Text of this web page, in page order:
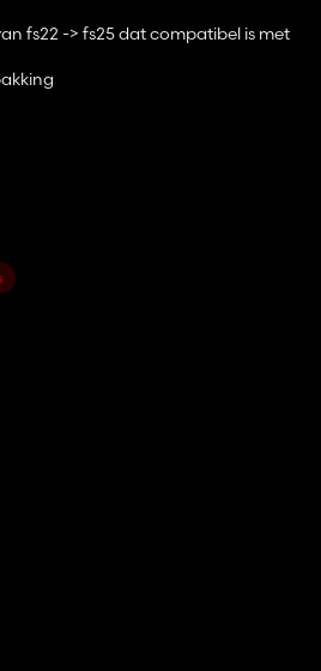
fs22 -> fs25 dat compatibel is met